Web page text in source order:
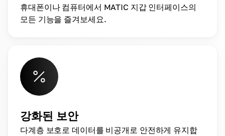
휴대폰이나 컴퓨터에서 MATIC 지갑 인터페이스의
모든 기능을 즐겨보세요.
강화된 보안
다계층 보호로 데이터를 비공개로 안전하게 유지합